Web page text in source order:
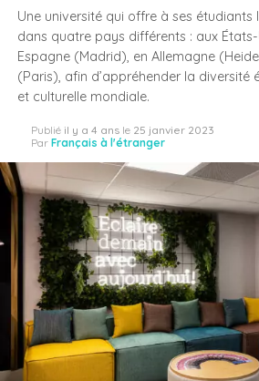
Une université qui offre à ses étudiants
dans quatre pays différents : aux
Espagne (Madrid), en Allemagne
(Paris), afin d’appréhender la diversité
et culturelle mondiale.
Publié il y a 4 ans le 25 janvier 2023
Par Français à l'étranger